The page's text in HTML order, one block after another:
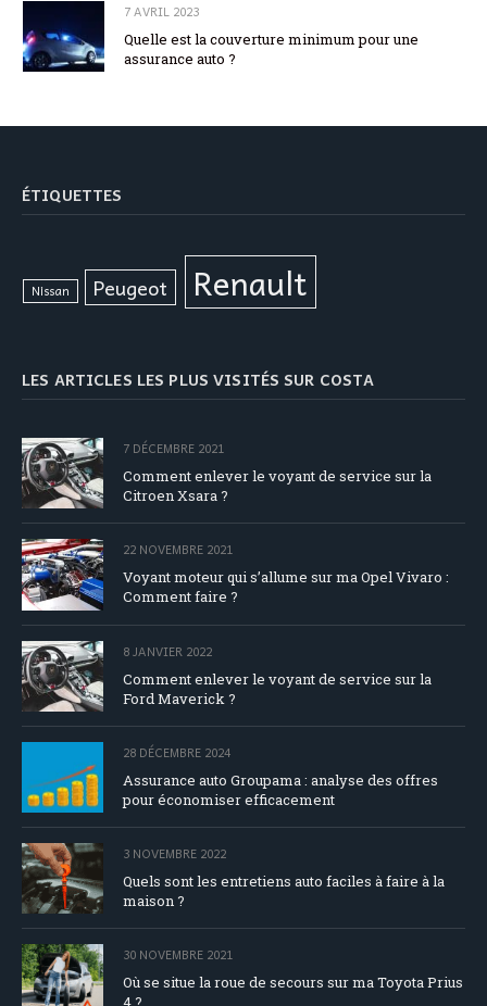
7 AVRIL 2023
Quelle est la couverture minimum pour une
assurance auto ?
ÉTIQUETTES
Nissan Peugeot Renault
LES ARTICLES LES PLUS VISITÉS SUR COSTA
7 DÉCEMBRE 2021
Comment enlever le voyant de service sur la
Citroen Xsara ?
22 NOVEMBRE 2021
Voyant moteur qui s’allume sur ma Opel Vivaro :
Comment faire ?
8 JANVIER 2022
Comment enlever le voyant de service sur la
Ford Maverick ?
28 DÉCEMBRE 2024
Assurance auto Groupama : analyse des offres
pour économiser efficacement
3 NOVEMBRE 2022
Quels sont les entretiens auto faciles à faire à la
maison ?
30 NOVEMBRE 2021
Où se situe la roue de secours sur ma Toyota Prius